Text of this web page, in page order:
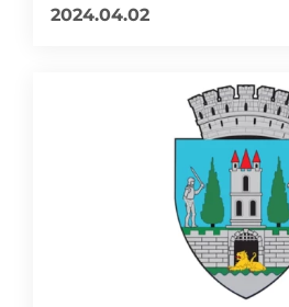
2024.04.02